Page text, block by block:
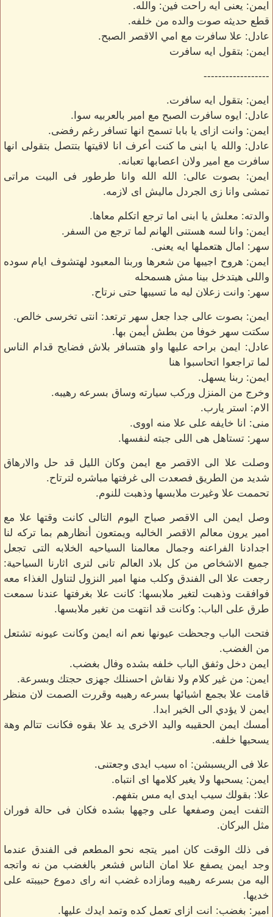
ايمن: يعنى ايه راحت فين: والله.
قطع حديثه صوت والده من خلفه.
عادل: علا سافرت مع امي الاقصر الصبح.
ايمن: بتقول ايه سافرت
------------------
ايمن: بتقول ايه سافرت.
عادل: ايوه سافرت الصبح مع امير بالعربيه سوا.
ايمن: وانت ازاى يا بابا تسمح انها تسافر رغم رفضى.
عادل: والله يا ابنى ما كنت أعرف انا لاقيتها بتتصل بتقولى انها
سافرت مع امير ولان اعصابها تعبانه.
ايمن: بصوت عالى: الله الله وانا طرطور فى البيت مراتى
تمشى وانا زى الجردل ماليش اى لازمه.
والدته: معلش يا ابنى اما ترجع اتكلم معاها.
ايمن: وانا لسه هستنى الهانم لما ترجع من السفر.
سهر: امال هتعملها ايه يعنى.
ايمن: هروح اجيبها من شعرها وربنا المعبود لهتشوف ايام سوده
واللى هيتدخل بينا مش هسمحله
سهر: وانت زعلان ليه ما تسيبها حتى نرتاح.
ايمن: بصوت عالى جدا جعل سهر ترتعد: انتى تخرسى خالص.
سكتت سهر خوفا من بطش أيمن بها.
عادل: ايمن براحه عليها واو هتسافر بلاش فضايح قدام الناس
لما تراجعوا اتحاسبوا هنا
ايمن: ربنا يسهل.
وخرج من المنزل وركب سيارته وساق بسرعه رهيبه.
الام: استر يارب.
منى: انا خايفه على علا منه اووى.
سهر: تستاهل هى اللى جبته لنفسها.
وصلت علا الى الاقصر مع ايمن وكان الليل قد حل والارهاق
شديد من الطريق فصعدت الى غرفتها مباشره لترتاح.
تحممت علا وغيرت ملابسها وذهبت للنوم.
وصل ايمن الى الاقصر صباح اليوم التالى كانت وقتها علا مع
امير يرون معالم الاقصر الخالبه ويمتعون أنظارهم بما تركه لنا
اجدادنا الفراعنه وجمال معالمنا السياحيه الخلابه التى تجعل
جميع الاشخاص من كل بلاد العالم تانى لترى اثارنا السياحية:
رجعت علا الى الفندق وكلب منها امير النزول لتناول الغذاء معه
فوافقت وذهبت لتغير ملابسها: كانت علا بغرفتها عندنا سمعت
طرق على الباب: وكانت قد انتهت من تغير ملابسها.
فتحت الباب وجحظت عيونها نعم انه ايمن وكانت عيونه تشتعل
من الغضب.
ايمن دخل وثفق الباب خلفه بشده وفال بغضب.
ايمن: من غير كلام ولا نقاش احسنلك جهزى حجتك وبسرعة.
قامت علا بجمع اشيائها بسرعه رهيبه وقررت الصمت لان منظر
ايمن لا يؤدي الى الخير ابدا.
أمسك ايمن الحقيبه واليد الاخرى يد علا بقوه فكانت تتالم وهة
يسحبها خلفه.
علا فى الريسبشن: اه سيب ايدى وجعتنى.
ايمن: يسحبها ولا يغير كلامها اى انتباه.
علا: بقولك سيب ايدى ايه مس بتفهم.
التفت ايمن وصفعها على وجهها بشده فكان فى حالة فوران
مثل البركان.
فى ذلك الوقت كان امير يتجه نحو المطعم فى الفندق عندما
وجد ايمن يصفع علا امان الناس فشعر بالغضب من نه واتجه
اليه من بسرعه رهيبه ومازاده غضب انه راى دموع حبيبته على
خديها.
امير: بغضب: انت ازاى تعمل كده وتمد ايدك عليها.